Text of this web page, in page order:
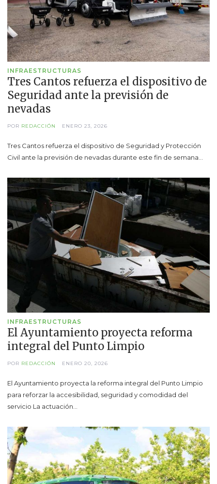
INFRAESTRUCTURAS
Tres Cantos refuerza el dispositivo de
Seguridad ante la previsión de
nevadas
POR REDACCIÓN ENERO 23, 2026
Tres Cantos refuerza el dispositivo de Seguridad y Protección
Civil ante la previsión de nevadas durante este fin de semana…
INFRAESTRUCTURAS
El Ayuntamiento proyecta reforma
integral del Punto Limpio
POR REDACCIÓN ENERO 20, 2026
El Ayuntamiento proyecta la reforma integral del Punto Limpio
para reforzar la accesibilidad, seguridad y comodidad del
servicio La actuación…